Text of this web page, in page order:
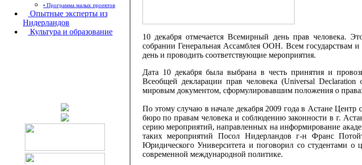
• Программа малых проектов
Опытные эксперты из
Нидерландов
Культура и образование
10 декабря отмечается Всемирный день прав человека.
собрании Генеральная Ассамблея ООН. Всем государствам
день и проводить соответствующие мероприятия.
Дата 10 декабря была выбрана в честь принятия и
Всеобщей декларации прав человека (Universal
мировым документом, сформулировавшим положения о
По этому случаю в начале декабря 2009 года в Астане
бюро по правам человека и соблюдению законности в г.
серию мероприятий, направленных на информирование
таких мероприятий Посол Нидерландов г-н Франс
Юридического Университета и поговорил со студентами
современной международной политике.